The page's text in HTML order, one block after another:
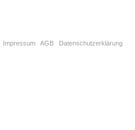
Impressum AGB Datenschutzerklärung